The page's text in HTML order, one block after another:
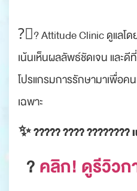
?‍⚕? Attitude Clinic ดูแลโ
เน้นเห็นผลลัพธ์ชัดเจน และ
โปรแกรมการรักษามาเพื่อค
เฉพาะ
✨ ????? ????
?คลิก! ดูรีวิวก